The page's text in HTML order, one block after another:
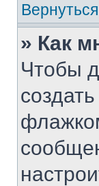
» Как
Чтобы